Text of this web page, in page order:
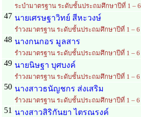
ระบำมาตรฐาน ระดับชั้นประถมศึกษาปีที่ 1 – 6
47 นายเศรษฐาวิทย์ สีหะวงษ์
รำวงมาตรฐาน ระดับชั้นประถมศึกษาปีที่ 1 – 6
48 นางกนกอร มูลสาร
รำวงมาตรฐาน ระดับชั้นประถมศึกษาปีที่ 1 – 6
49 นายนิษฐา บุศบงค์
รำวงมาตรฐาน ระดับชั้นประถมศึกษาปีที่ 1 – 6
50 นางสาวธนัญชกร ส่งเสริม
รำวงมาตรฐาน ระดับชั้นประถมศึกษาปีที่ 1 – 6
51 นางสาวสิริกันยา ไตรณรงค์